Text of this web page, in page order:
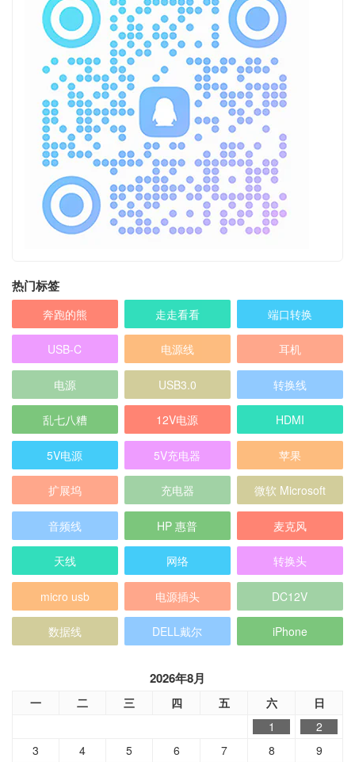
热门标签
奔跑的熊 走走看看 端口转换
USB-C 电源线 耳机
电源 USB3.0 转换线
乱七八糟 12V电源 HDMI
5V电源 5V充电器 苹果
扩展坞 充电器 微软 Microsoft
音频线 HP 惠普 麦克风
天线 网络 转换头
micro usb 电源插头 DC12V
数据线 DELL戴尔 iPhone
2026年8月
一 二 三 四 五 六 日
1
2
3
4 5 6 7 8
9